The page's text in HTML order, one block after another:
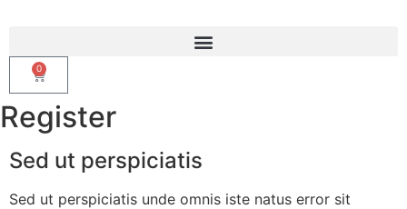
0
Register
Sed ut perspiciatis
Sed ut perspiciatis unde omnis iste natus error sit